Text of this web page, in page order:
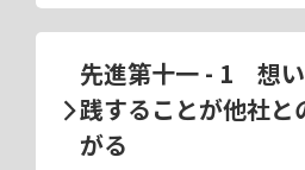
先進第十一 - 1 想
践することが他社と
がる